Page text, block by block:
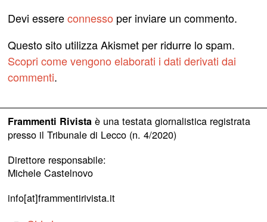
Devi essereconnesso per inviare un commento.
Questo sito utilizza Akismet per ridurre lo spam.
Scopri come vengono elaborati i dati derivati dai
commenti.
Frammenti Rivistaè una testata giornalistica registrata
presso il Tribunale di Lecco (n. 4/2020)
Direttore responsabile:
Michele Castelnovo
info[at]frammentirivista.it